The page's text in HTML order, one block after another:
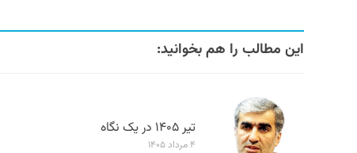
این مطالب را هم بخوانید:
تیر ۱۴۰۵ در یک نگاه
۴ مرداد ۱۴۰۵